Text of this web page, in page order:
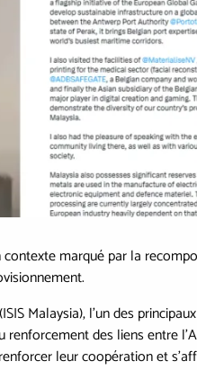
marqué par la
Malaysia), l’un des
des liens entre
leur coopération et